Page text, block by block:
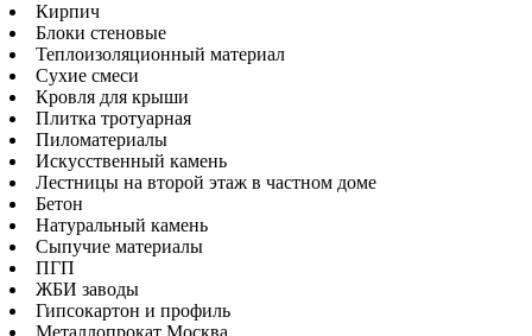
Кирпич
Блоки стеновые
Теплоизоляционный материал
Сухие смеси
Кровля для крыши
Плитка тротуарная
Пиломатериалы
Искусственный камень
Лестницы на второй этаж в частном доме
Бетон
Натуральный камень
Сыпучие материалы
ПГП
ЖБИ заводы
Гипсокартон и профиль
Металлопрокат Москва